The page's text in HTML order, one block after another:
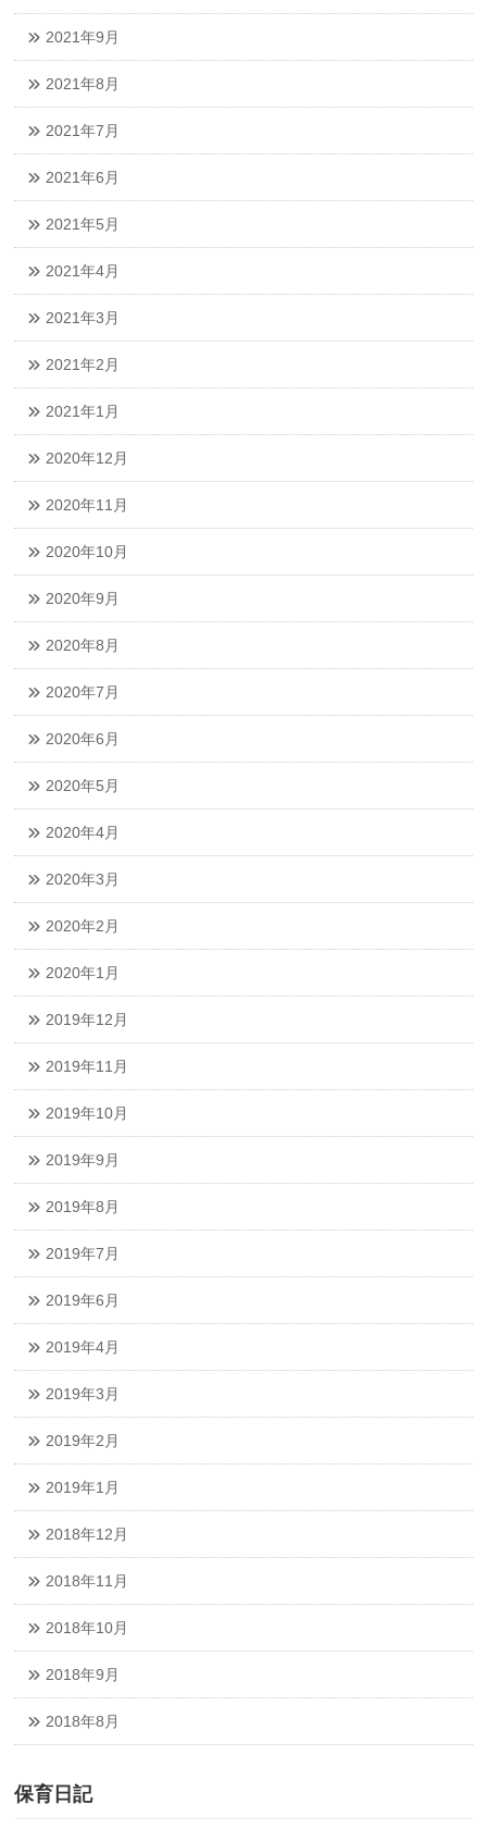
2021年9月
2021年8月
2021年7月
2021年6月
2021年5月
2021年4月
2021年3月
2021年2月
2021年1月
2020年12月
2020年11月
2020年10月
2020年9月
2020年8月
2020年7月
2020年6月
2020年5月
2020年4月
2020年3月
2020年2月
2020年1月
2019年12月
2019年11月
2019年10月
2019年9月
2019年8月
2019年7月
2019年6月
2019年4月
2019年3月
2019年2月
2019年1月
2018年12月
2018年11月
2018年10月
2018年9月
2018年8月
保育日記